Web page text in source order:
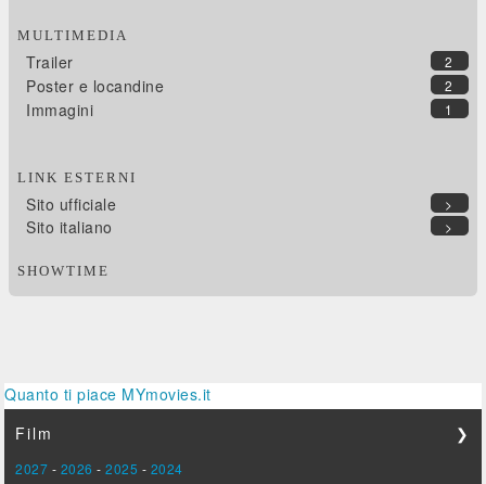
MULTIMEDIA
2
Trailer
2
Poster e locandine
1
Immagini
LINK ESTERNI
>
Sito ufficiale
>
Sito italiano
SHOWTIME
Quanto ti piace MYmovies.it
Film
❯
2027 - 2026 -2025 - 2024